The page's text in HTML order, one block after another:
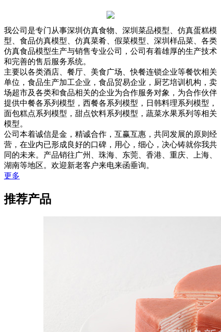
我公司是专门从事深圳仿真食物、深圳菜品模型、仿真蛋糕模
型、食品仿真模型、仿真菜肴、假菜模型、深圳样品菜、各类
仿真食品模型生产与销售专业公司，公司有着雄厚的生产技术
和完善的售后服务系统。
主要以各类酒店、餐厅、美食广场、快餐连锁企业等餐饮相关
单位，食品生产加工企业，食品贸易企业，厨艺培训机构，卖
场超市及各类和食品相关的企业为合作服务对象，为合作伙伴
提供中餐各系列模型，西餐各系列模型，日韩料理系列模型，
面包糕点系列模型，甜点饮料系列模型，蔬菜水果系列等相关
模型。
公司本着诚信是金，精诚合作，互赢互惠，共同发展的原则经
营，在业内已形成良好的口碑，用心，细心，决心铸就你我共
同的未来。产品销往广州、珠海、东莞、香港、重庆、上海、
湖南等地区。欢迎新老客户来电来函垂询。
更多
推荐产品